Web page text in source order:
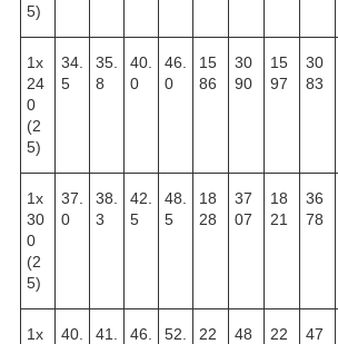
5)
1х
24
0
(2
5)
34.
5
35.
8
40.
0
46.
0
15
86
30
90
15
97
30
83
1х
30
0
(2
5)
37.
0
38.
3
42.
5
48.
5
18
28
37
07
18
21
36
78
1х
40.
41.
46.
52.
22
48
22
47